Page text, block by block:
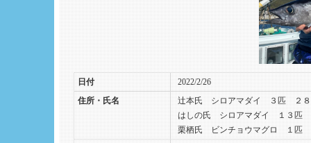
日付
2022/2/26
住所・氏名
辻本氏 シロアマダイ ３匹 ２８
はしの氏 シロアマダイ １３匹
栗栖氏 ビンチョウマグロ １匹